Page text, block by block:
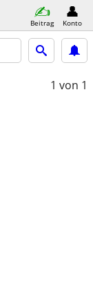
Beitrag Konto
1 von 1